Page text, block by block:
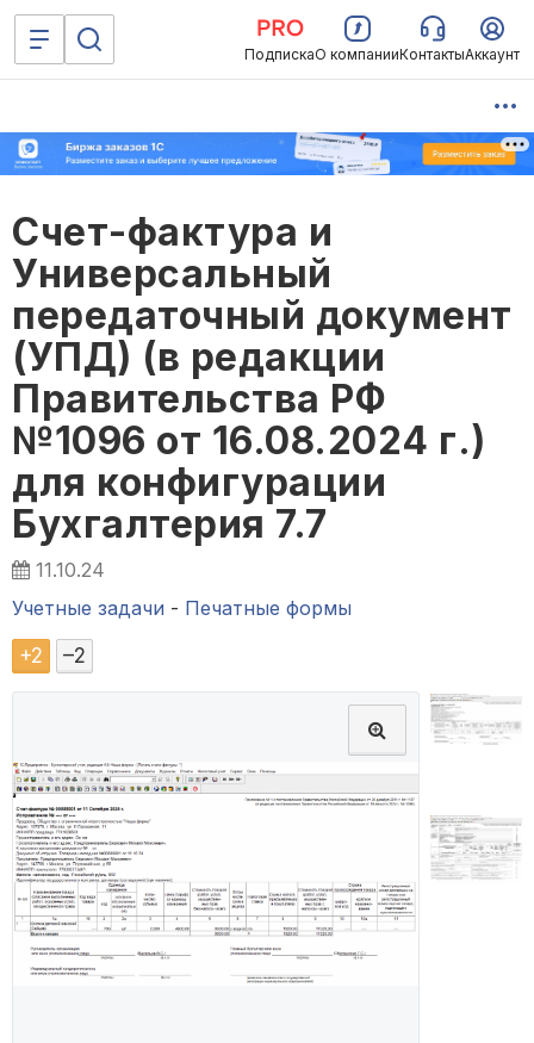
ПодпискаО компанииКонтактыАккаунт
Счет-фактура и
Универсальный
передаточный документ
(УПД) (в редакции
Правительства РФ
№1096 от 16.08.2024 г.)
для конфигурации
Бухгалтерия 7.7
11.10.24
Учетные задачи - Печатные формы
+2 –2